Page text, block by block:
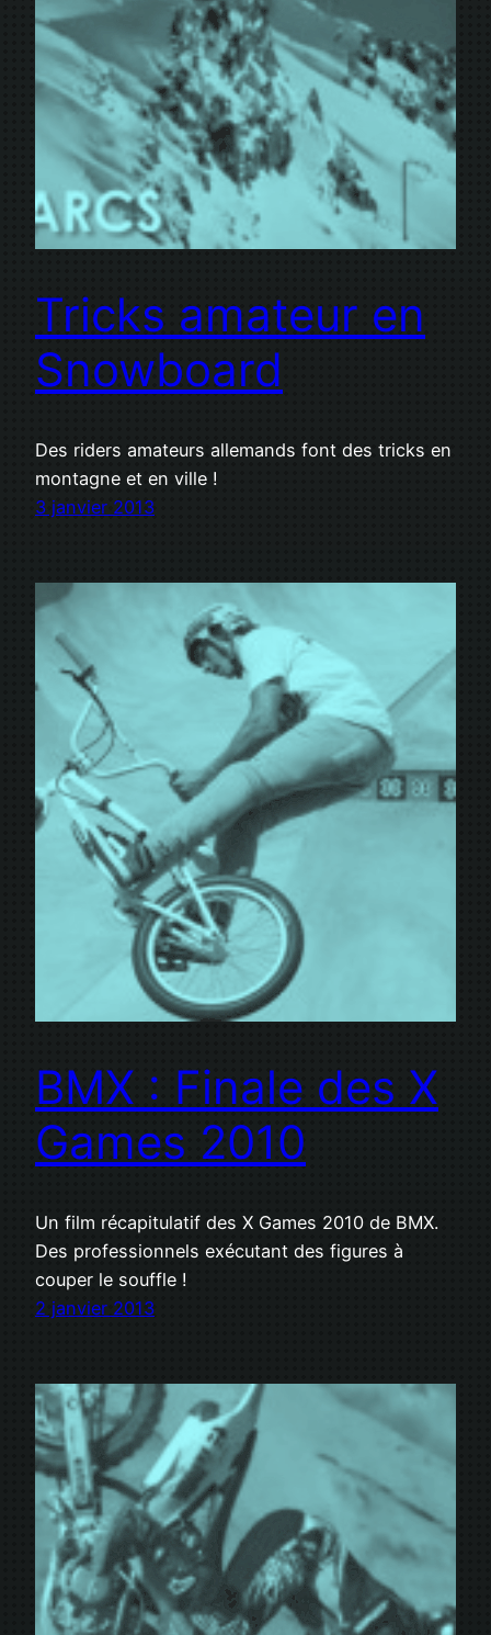
Tricks amateur en
Snowboard
Des riders amateurs allemands font des tricks en
montagne et en ville !
3 janvier 2013
BMX : Finale des X
Games 2010
Un film récapitulatif des X Games 2010 de BMX.
Des professionnels exécutant des figures à
couper le souffle !
2 janvier 2013